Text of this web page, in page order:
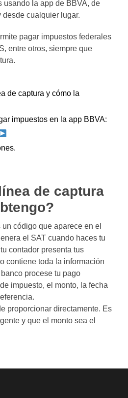
usando la app de BBVA, de
desde cualquier lugar.
pagar impuestos federales
entre otros, siempre que
de captura y cómo la
impuestos en la app BBVA:
de captura
código que aparece en el
el SAT cuando haces tu
contador presenta tus
contiene toda la información
procese tu pago
impuesto, el monto, la fecha
proporcionar directamente. Es
y que el monto sea el